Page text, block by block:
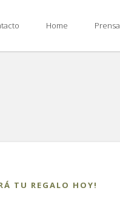
Home Prensa
TU REGALO HOY!